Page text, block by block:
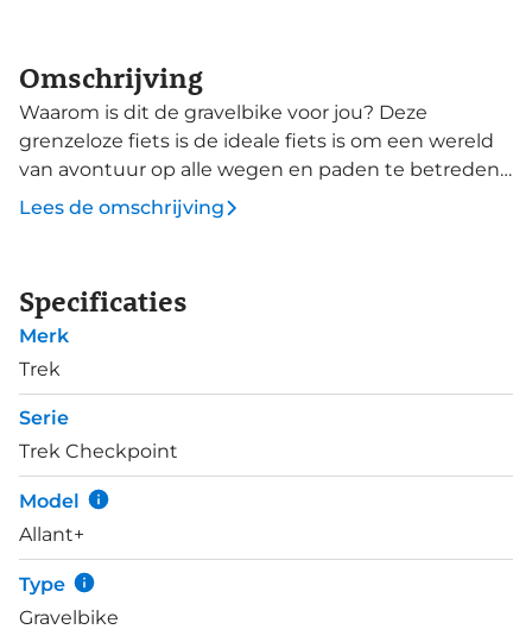
Omschrijving
Waarom is dit de gravelbike voor jou? Deze
grenzeloze fiets is de ideale fiets is om een wereld
van avontuur op alle wegen en paden te betreden.
Jij bent op zoek naar een robuuste, uiterst
weer? Zei er iemand regen? Een sterk frame met
bevestigingen voor dragers en spatborden, een
trillingsdempende carbon voorvork, een Shimano
GRX 2x11 aandrijving met kleine versnellingen voor
stevige beklimmingen en diep gravel, hydraulische
schijfremmen voor betrouwbare remprestaties in
alle weersomstandigheden en brede gravelbanden
in 700 x 40C formaat voor extra stabiliteit en tractie.
Laat de gravelwegen zien wie de baas is!
Checkpoint ALR 5 is de beste toegang tot een
wereld vol avontuur. Hij is stevig, snel en
comfortabel en heeft uitstekende eigenschappen
Lees de omschrijving
Specificaties
Merk
Trek
Serie
Trek Checkpoint
Model
Allant+
Type
Gravelbike